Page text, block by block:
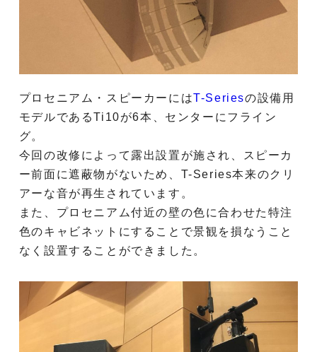
プロセニアム・スピーカーにはT-Seriesの設備用
モデルであるTi10が6本、センターにフライン
グ。
今回の改修によって露出設置が施され、スピーカ
ー前面に遮蔽物がないため、T-Series本来のクリ
アーな音が再生されています。
また、プロセニアム付近の壁の色に合わせた特注
色のキャビネットにすることで景観を損なうこと
なく設置することができました。